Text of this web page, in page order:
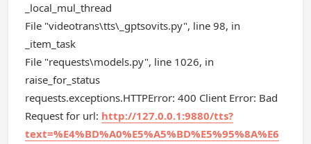
_local_mul_thread
File "videotrans\tts\_gptsovits.py", line 98, in
_item_task
File "requests\models.py", line 1026, in
raise_for_status
requests.exceptions.HTTPError: 400 Client Error: Bad
Request for url: http://127.0.0.1:9880/tts?
text=%E4%BD%A0%E5%A5%BD%E5%95%8A%E6